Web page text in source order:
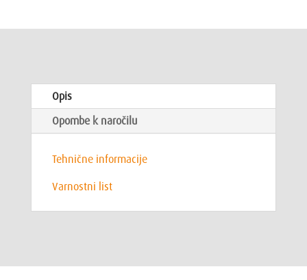
Opis
Opombe k naročilu
Tehnične informacije
Varnostni list